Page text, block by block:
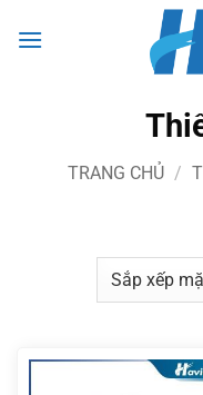
qua
TRANG CHỦ /